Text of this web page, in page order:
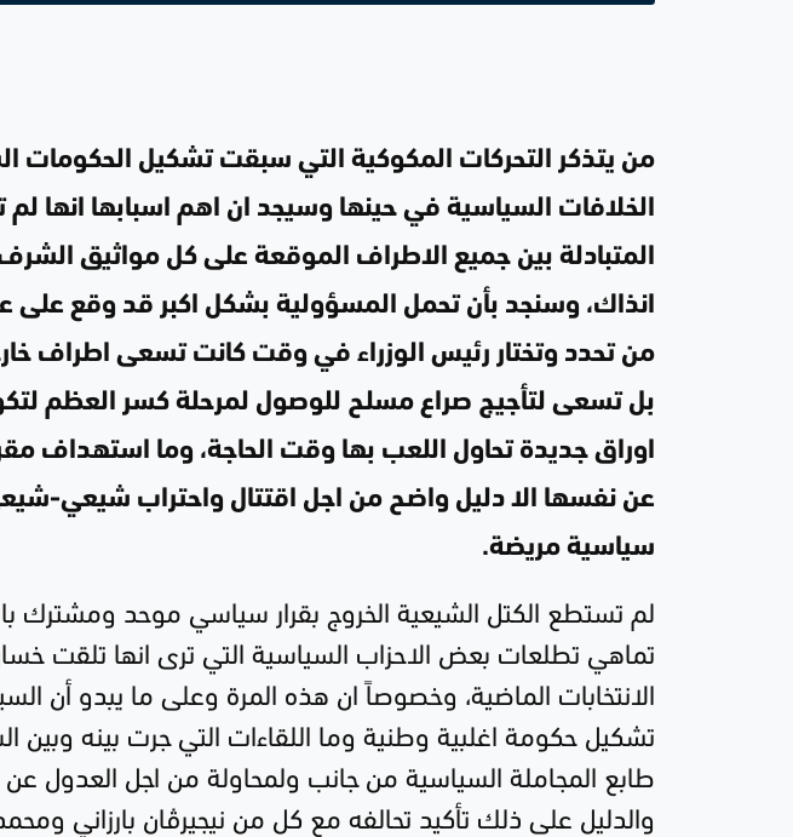
من يتذكر التحركات المكوكية التي سبقت تشكيل الحكومات
الخلافات السياسية في حينها وسيجد ان اهم اسبابها انها لم
المتبادلة بين جميع الاطراف الموقعة على كل مواثيق الشرف
انذاك، وسنجد بأن تحمل المسؤولية بشكل اكبر قد وقع على
من تحدد وتختار رئيس الوزراء في وقت كانت تسعى اطراف
بل تسعى لتأجيج صراع مسلح للوصول لمرحلة كسر العظم
اوراق جديدة تحاول اللعب بها وقت الحاجة، وما استهداف
عن نفسها الا دليل واضح من اجل اقتتال واحتراب شيعي-
سياسية مريضة.
لم تستطع الكتل الشيعية الخروج بقرار سياسي موحد ومشترك
تماهي تطلعات بعض الاحزاب السياسية التي ترى انها تلقت
الانتخابات الماضية، وخصوصاً ان هذه المرة وعلى ما يبدو أن
تشكيل حكومة اغلبية وطنية وما اللقاءات التي جرت بينه وبين
طابع المجاملة السياسية من جانب ولمحاولة من اجل العدول عن
والدليل على ذلك تأكيد تحالفه مع كل من نيجيرڤان بارزاني